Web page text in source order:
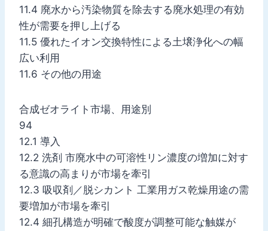
11.4 廃水から汚染物質を除去する廃水処理の有効
性が需要を押し上げる
11.5 優れたイオン交換特性による土壌浄化への幅
広い利用
11.6 その他の用途
合成ゼオライト市場、用途別
94
12.1 導入
12.2 洗剤 市廃水中の可溶性リン濃度の増加に対す
る意識の高まりが市場を牽引
12.3 吸収剤／脱シカント 工業用ガス乾燥用途の需
要増加が市場を牽引
12.4 細孔構造が明確で酸度が調整可能な触媒が